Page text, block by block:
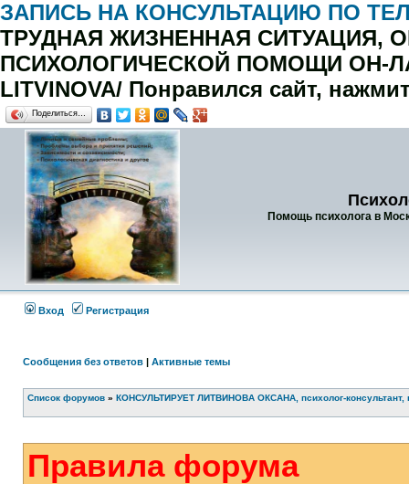
ЗАПИСЬ НА КОНСУЛЬТАЦИЮ ПО ТЕЛ
ТРУДНАЯ ЖИЗНЕННАЯ СИТУАЦИЯ,
ПСИХОЛОГИЧЕСКОЙ ПОМОЩИ ОН-
LITVINOVA/ Понравился сайт,
Поделиться…
Помощь психолога в
Вход Регистрация
Сообщения без ответов | Активные темы
Список форумов » КОНСУЛЬТИРУЕТ ЛИТВИНОВА ОКСАНА, психолог-консультант,
Правила форума